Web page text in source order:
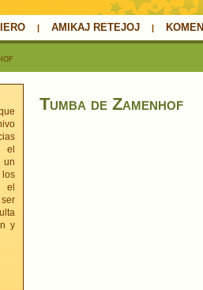
AMIKAJ RETEJOJ
Tumba de Zamenhof
un
los
y